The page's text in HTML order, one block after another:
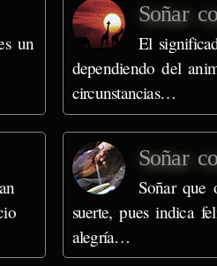
un
Soñar
El
dependiendo del
circunstancias…
Soñar
Soñar que
suerte, pues indica
alegría…